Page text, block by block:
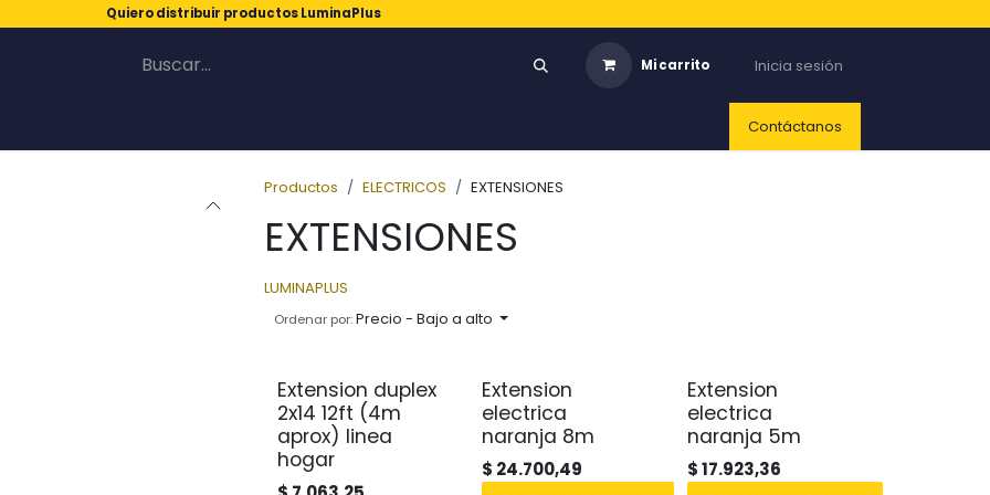
Quiero distribuir productos LuminaPlus
Mi carrito Inicia sesión
Contáctanos
Productos ELECTRICOS EXTENSIONES
EXTENSIONES
LUMINAPLUS
Ordenar por:Precio - Bajo a alto
Extension duplex
2x14 12ft (4m
aprox) linea
hogar
Extension
electrica
naranja 8m
$ 24.700,49
Extension
electrica
naranja 5m
$17.923,36